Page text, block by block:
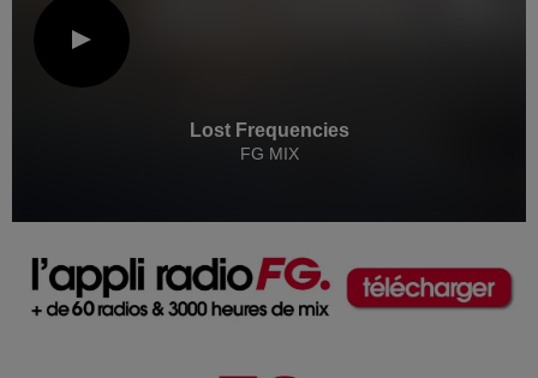
Lost Frequencies
FG MIX